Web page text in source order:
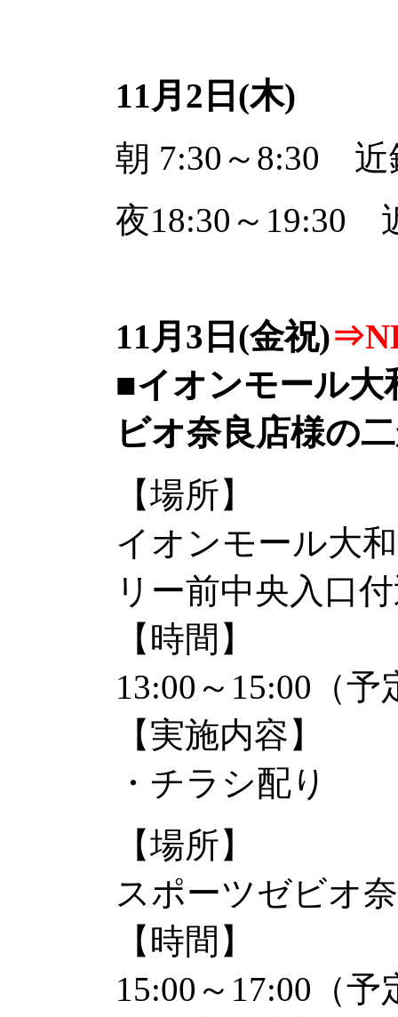
11月2日(木)
朝 7:30～8:30 近
夜18:30～19:30
11月3日(金祝)
■イオンモール大
ビオ奈良店様の
【場所】
イオンモール大
リー前中央入口
【時間】
13:00～15:00（予
【実施内容】
・チラシ配り
【場所】
スポーツゼビオ
【時間】
15:00～17:00（予